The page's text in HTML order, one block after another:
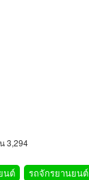
3,294
นต์ รถจักรยานยนต์